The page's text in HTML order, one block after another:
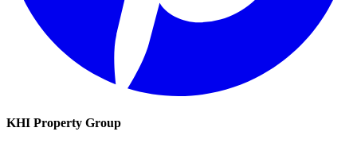
KHI Property Group